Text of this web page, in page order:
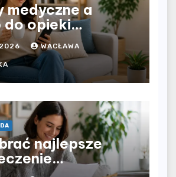
medyczne a
do opieki
bez
czasowych –
opieka daje
swobodę?
2026 WACŁAWA
najlepsze
i uniknąć